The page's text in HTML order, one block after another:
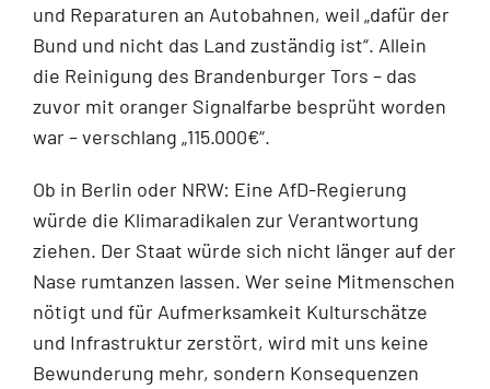
und Reparaturen an Autobahnen, weil „dafür der
Bund und nicht das Land zuständig ist“. Allein
die Reinigung des Brandenburger Tors – das
zuvor mit oranger Signalfarbe besprüht worden
war – verschlang „115.000€“.
Ob in Berlin oder NRW: Eine AfD-Regierung
würde die Klimaradikalen zur Verantwortung
ziehen. Der Staat würde sich nicht länger auf der
Nase rumtanzen lassen. Wer seine Mitmenschen
nötigt und für Aufmerksamkeit Kulturschätze
und Infrastruktur zerstört, wird mit uns keine
Bewunderung mehr, sondern Konsequenzen